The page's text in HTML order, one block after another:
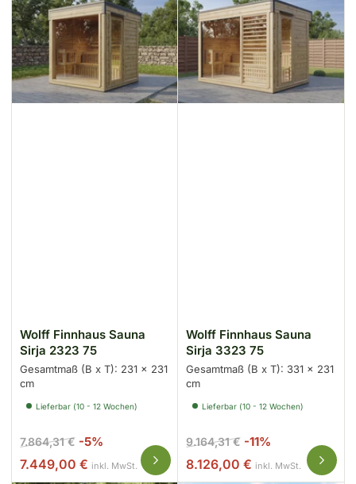
Wolff Finnhaus Sauna
Sirja 2323 75
Gesamtmaß (B x T): 231 x 231
cm
Lieferbar (10 - 12 Wochen)
Normaler
Preis
7.864,31 € -5% Ausverkaufspreis
7.449,00 € inkl. MwSt.
Wolff Finnhaus Sauna
Sirja 3323 75
Gesamtmaß (B x T): 331 x 231
cm
Lieferbar (10 - 12 Wochen)
Normaler
Preis
9.164,31 € -11%
8.126,00 € inkl. MwSt.